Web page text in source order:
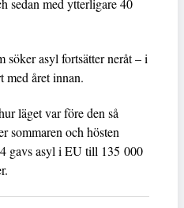
sedan med ytterligare 40
söker asyl fortsätter neråt – i
med året innan.
läget var före den så
sommaren och hösten
gavs asyl i EU till 135 000